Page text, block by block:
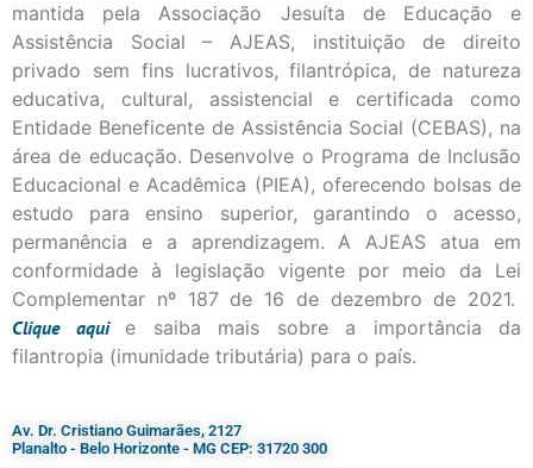
mantida pela Associação Jesuíta de Educação e
Assistência Social – AJEAS, instituição de direito
privado sem fins lucrativos, filantrópica, de natureza
educativa, cultural, assistencial e certificada como
Entidade Beneficente de Assistência Social (CEBAS), na
área de educação. Desenvolve o Programa de Inclusão
Educacional e Acadêmica (PIEA), oferecendo bolsas de
estudo para ensino superior, garantindo o acesso,
permanência e a aprendizagem. A AJEAS atua em
conformidade à legislação vigente por meio da Lei
Complementar nº 187 de 16 de dezembro de 2021.
Cliqueaqui
e saiba mais sobre a importância da
filantropia (imunidade tributária) para o país.
Av. Dr. Cristiano Guimarães, 2127
Planalto - Belo Horizonte - MG CEP: 31720 300